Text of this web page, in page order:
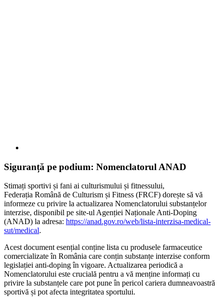
Siguranță pe podium: Nomenclatorul ANAD
Stimați sportivi și fani ai culturismului și fitnessului,
Federația Română de Culturism și Fitness (FRCF) dorește să vă
informeze cu privire la actualizarea Nomenclatorului substanțelor
interzise, disponibil pe site-ul Agenției Naționale Anti-Doping
(ANAD) la adresa: https://anad.gov.ro/web/lista-interzisa-medical-
sut/medical.
Acest document esențial conține lista cu produsele farmaceutice
comercializate în România care conțin substanțe interzise conform
legislației anti-doping în vigoare. Actualizarea periodică a
Nomenclatorului este crucială pentru a vă menține informați cu
privire la substanțele care pot pune în pericol cariera dumneavoastră
sportivă și pot afecta integritatea sportului.